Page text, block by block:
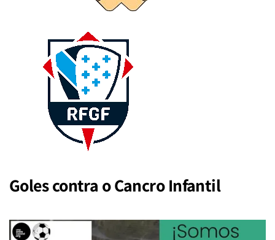
Goles contra o Cancro Infantil